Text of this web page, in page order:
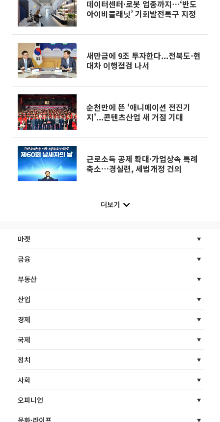
데이터센터·로봇 업종까지⋯‘반도
아이비플래닛’ 기회발전특구 지정
새만금에 9조 투자한다...전북도-현
대차 이행점검 나서
순천만에 뜬 '애니메이션 전진기
지'...콘텐츠산업 새 거점 기대
근로소득 공제 확대·가업상속 특례
축소…경실련, 세법개정 건의
더보기
마켓
금융
부동산
산업
경제
국제
정치
사회
오피니언
문화·라이프